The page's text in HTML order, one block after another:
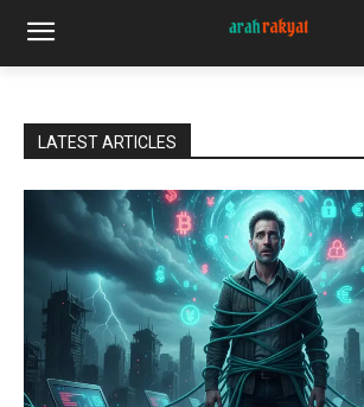
LATEST ARTICLES